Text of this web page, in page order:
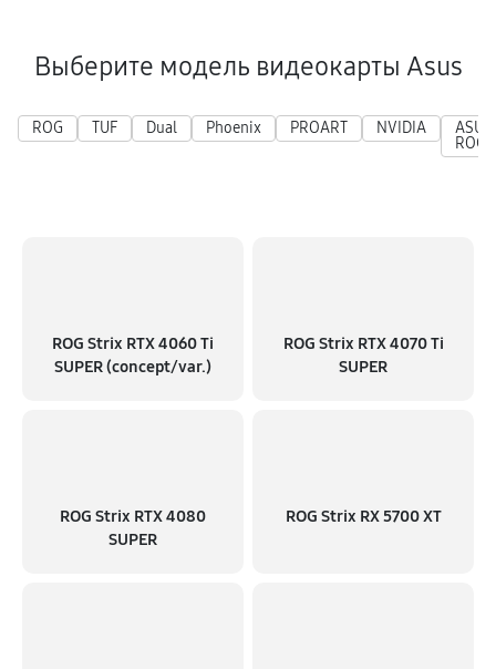
Выберите модель видеокарты Asus
ROG TUF Dual Phoenix PROART NVIDIA
ASUS
ROG
ROG Strix RTX 4060 Ti
SUPER (concept/var.)
ROG Strix RTX 4070 Ti
SUPER
ROG Strix RTX 4080
SUPER
ROG Strix RX 5700 XT